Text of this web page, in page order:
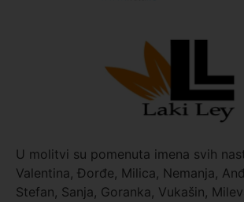
U molitvi su pomenuta imena svih
Valentina, Đorđe, Milica, Nemanja,
Stefan, Sanja, Goranka, Vukašin,